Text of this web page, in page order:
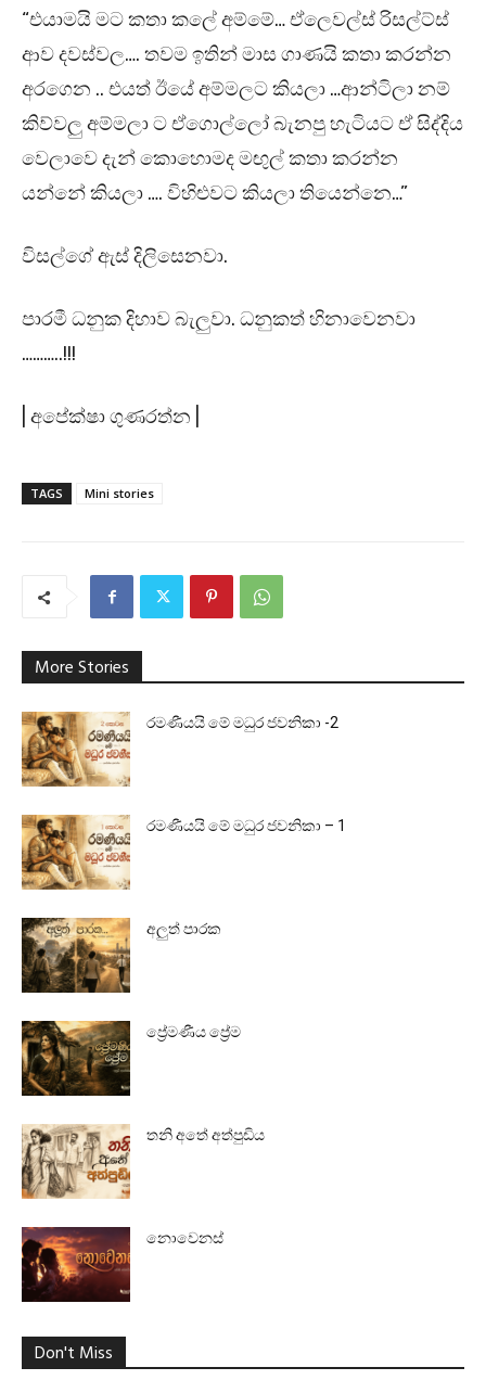
“එයාමයි මට කතා කලේ අම්මේ… ඒලෙවල්ස් රිසල්ට්ස්
ආව දවස්වල…. තවම ඉතින් මාස ගාණයි කතා කරන්න
අරගෙන .. එයත් ඊයේ අම්මලට කියලා …ආන්ටිලා නම්
කිව්වලු අම්මලා ට ඒගොල්ලෝ බැනපු හැටියට ඒ සිද්දිය
වෙලාවෙ දැන් කොහොමද මඟුල් කතා කරන්න
යන්නේ කියලා …. විහිළුවට කියලා තියෙන්නෙ…”
විසල්ගේ ඇස් දිලිසෙනවා.
පාරමී ධනුක දිහාව බැලුවා. ධනුකත් හිනාවෙනවා
………..!!!
| අපේක්ෂා ගුණරත්න |
TAGS Mini stories
More Stories
රමණීයයි මේ මධුර ජවනිකා -2
රමණීයයි මේ මධුර ජවනිකා – 1
අලුත් පාරක
ප්‍රේමණීය ප්‍රේම
තනි අතේ අත්පුඩිය
නොවෙනස්
Don't Miss